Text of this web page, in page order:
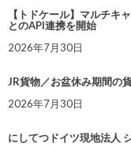
【トドケール】マルチキ
とのAPI連携を開始
2026年7月30日
JR貨物／お盆休み期間の
2026年7月30日
にしてつドイツ現地法人